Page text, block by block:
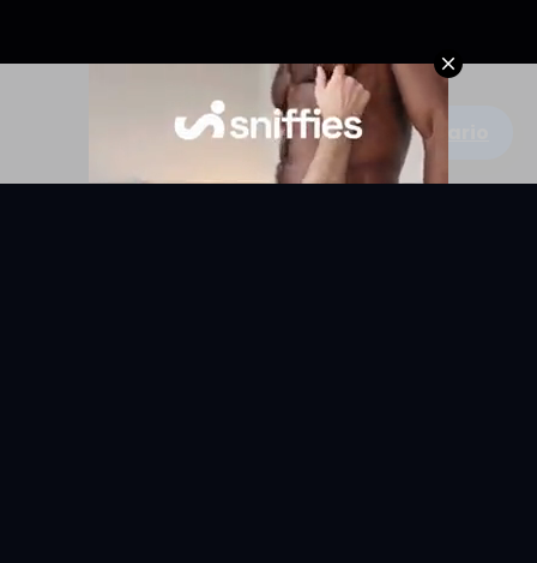
Escribe un comentario